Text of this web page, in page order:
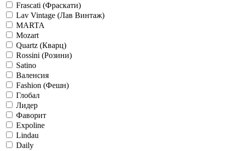
Frascati (Фраскати)
Lav Vintage (Лав Винтаж)
MARTA
Mozart
Quartz (Кварц)
Rossini (Розини)
Satino
Валенсия
Fashion (Фешн)
Глобал
Лидер
Фаворит
Expoline
Lindau
Daily